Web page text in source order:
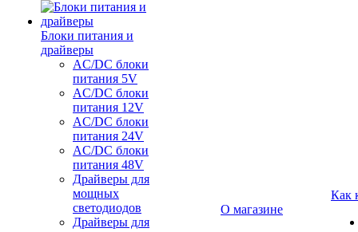
Блоки питания и
драйверы
AC/DC блоки
питания 5V
AC/DC блоки
питания 12V
AC/DC блоки
питания 24V
AC/DC блоки
питания 48V
Драйверы для
мощных
светодиодов
Драйверы для
О магазине
Как